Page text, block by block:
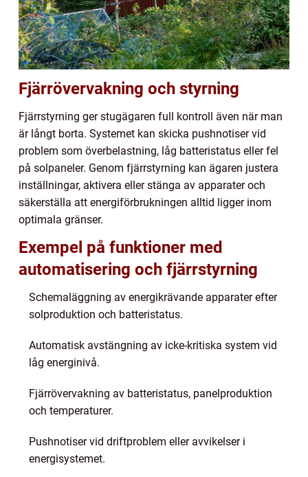
Fjärrövervakning och styrning
Fjärrstyrning ger stugägaren full kontroll även när man
är långt borta. Systemet kan skicka pushnotiser vid
problem som överbelastning, låg batteristatus eller fel
på solpaneler. Genom fjärrstyrning kan ägaren justera
inställningar, aktivera eller stänga av apparater och
säkerställa att energiförbrukningen alltid ligger inom
optimala gränser.
Exempel på funktioner med
automatisering och fjärrstyrning
Schemaläggning av energikrävande apparater efter
solproduktion och batteristatus.
Automatisk avstängning av icke-kritiska system vid
låg energinivå.
Fjärrövervakning av batteristatus, panelproduktion
och temperaturer.
Pushnotiser vid driftproblem eller avvikelser i
energisystemet.